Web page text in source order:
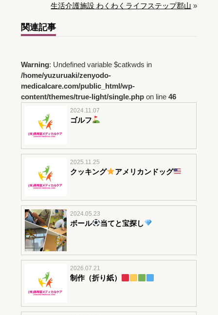
生活介護施設 わくわくライフステップ郡山 »
関連記事
Warning: Undefined variable $catkwds in
/home/yuzuruaki/zenyodo-
medicalcare.com/public_html/wp-
content/themes/true-light/single.phpon line 46
2024.11.07
ゴルフ
2025.11.25
クッキング アメリカンドッグ
2024.05.23
ボール 当てと宝探し
2026.07.21
制作（折り紙）